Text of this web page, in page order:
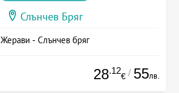
Слънчев Бряг
Жерави - Слънчев бряг
28.12
€ / 55лв.